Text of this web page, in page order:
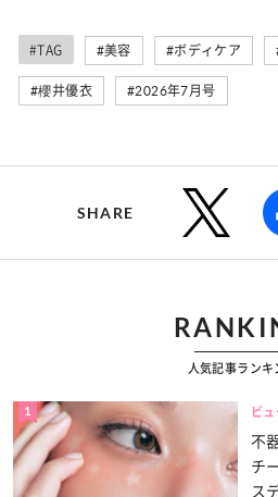
#TAG #美容 #ボディケア
#櫻井優衣 #2026年7月号
SHARE
人気記事ランキ
1 ビ
不
チ
ス